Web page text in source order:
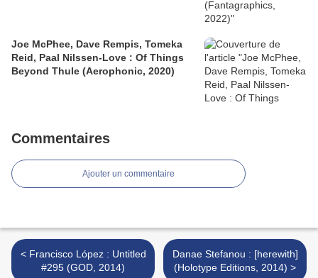
Joe McPhee, Dave Rempis, Tomeka
Reid, Paal Nilssen-Love : Of Things
Beyond Thule (Aerophonic, 2020)
Commentaires
Ajouter un commentaire
< Francisco López : Untitled
#295 (GOD, 2014)
Danae Stefanou : [herewith]
(Holotype Editions, 2014) >